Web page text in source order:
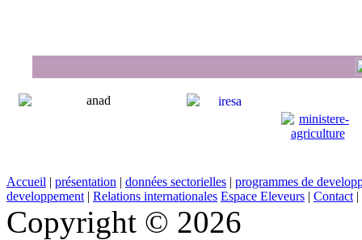
Accueil | présentation | données sectorielles | programmes de
developpement | Relations internationales Espace Eleveurs | Contact |
Copyright © 2026